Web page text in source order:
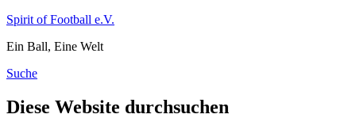
Zum
springen
Spirit of Football e.V.
Ein Ball, Eine Welt
Suche
Diese Website durchsuchen